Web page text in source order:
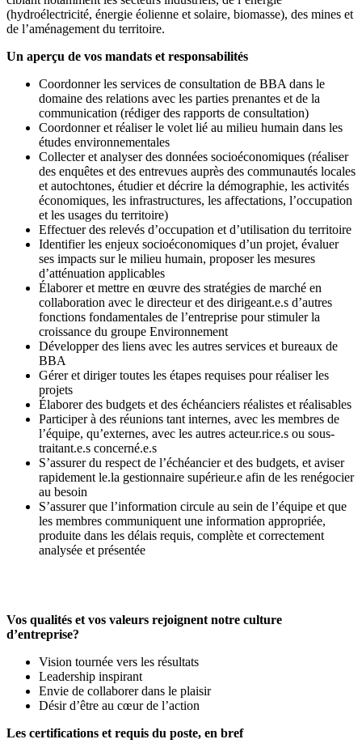
(hydroélectricité, énergie éolienne et solaire, biomasse), des mines et
de l’aménagement du territoire.
Un aperçu de vos mandats et responsabilités
Coordonner les services de consultation de BBA dans le
domaine des relations avec les parties prenantes et de la
communication (rédiger des rapports de consultation)
Coordonner et réaliser le volet lié au milieu humain dans les
études environnementales
Collecter et analyser des données socioéconomiques (réaliser
des enquêtes et des entrevues auprès des communautés locales
et autochtones, étudier et décrire la démographie, les activités
économiques, les infrastructures, les affectations, l’occupation
et les usages du territoire)
Effectuer des relevés d’occupation et d’utilisation du territoire
Identifier les enjeux socioéconomiques d’un projet, évaluer
ses impacts sur le milieu humain, proposer les mesures
d’atténuation applicables
Élaborer et mettre en œuvre des stratégies de marché en
collaboration avec le directeur et des dirigeant.e.s d’autres
fonctions fondamentales de l’entreprise pour stimuler la
croissance du groupe Environnement
Développer des liens avec les autres services et bureaux de
BBA
Gérer et diriger toutes les étapes requises pour réaliser les
projets
Élaborer des budgets et des échéanciers réalistes et réalisables
Participer à des réunions tant internes, avec les membres de
l’équipe, qu’externes, avec les autres acteur.rice.s ou sous-
traitant.e.s concerné.e.s
S’assurer du respect de l’échéancier et des budgets, et aviser
rapidement le.la gestionnaire supérieur.e afin de les renégocier
au besoin
S’assurer que l’information circule au sein de l’équipe et que
les membres communiquent une information appropriée,
produite dans les délais requis, complète et correctement
analysée et présentée
Vos qualités et vos valeurs rejoignent notre culture
d’entreprise?
Vision tournée vers les résultats
Leadership inspirant
Envie de collaborer dans le plaisir
Désir d’être au cœur de l’action
Les certifications et requis du poste, en bref